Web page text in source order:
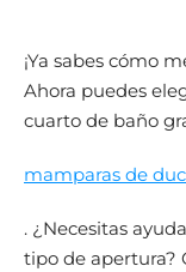
¡Ya sabes cómo
Ahora puedes
cuarto de baño
mamparas de
. ¿Necesitas
tipo de apertura?